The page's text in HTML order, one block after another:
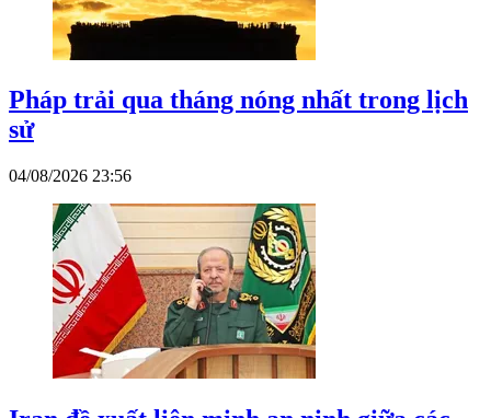
Pháp trải qua tháng nóng nhất trong lịch
sử
04/08/2026 23:56